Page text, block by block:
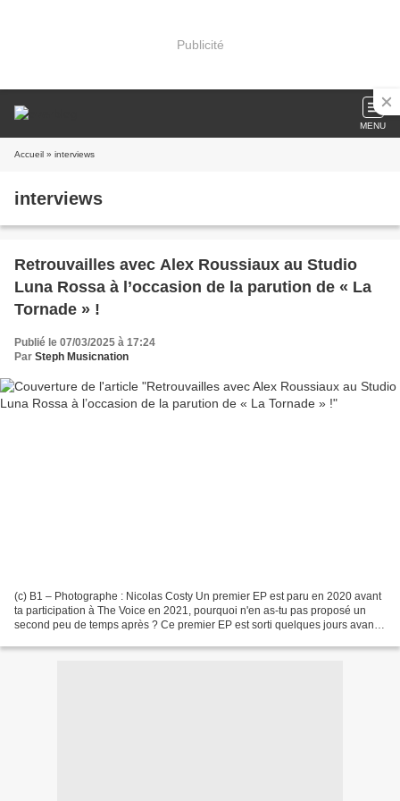
Publicité
MENU
Accueil » interviews
interviews
Retrouvailles avec Alex Roussiaux au Studio
Luna Rossa à l’occasion de la parution de « La
Tornade » !
Publié le 07/03/2025 à 17:24
Par Steph Musicnation
(c) B1 – Photographe : Nicolas Costy Un premier EP est paru en 2020 avant
ta participation à The Voice en 2021, pourquoi n'en as-tu pas proposé un
second peu de temps après ? Ce premier EP est sorti quelques jours avant